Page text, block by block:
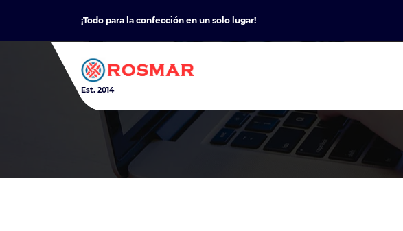
content
¡Todo para la confección en un solo lugar!
Est. 2014